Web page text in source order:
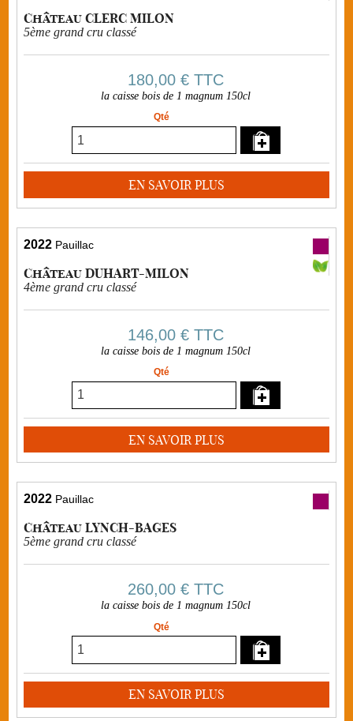
Château CLERC MILON
5ème grand cru classé
180,00 € TTC
la caisse bois de 1 magnum 150cl
Qté
EN SAVOIR PLUS
2022 Pauillac
Château DUHART-MILON
4ème grand cru classé
146,00 € TTC
la caisse bois de 1 magnum 150cl
Qté
EN SAVOIR PLUS
2022 Pauillac
Château LYNCH-BAGES
5ème grand cru classé
260,00 € TTC
la caisse bois de 1 magnum 150cl
Qté
EN SAVOIR PLUS